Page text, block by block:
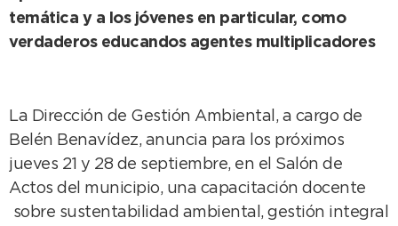
temática y a los jóvenes en particular, como
verdaderos educandos agentes multiplicadores
La Dirección de Gestión Ambiental, a cargo de
Belén Benavídez, anuncia para los próximos
jueves 21 y 28 de septiembre, en el Salón de
Actos del municipio, una capacitación docente
sobre sustentabilidad ambiental, gestión integral